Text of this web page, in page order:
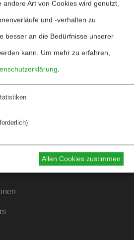
andere Art von Cookies wird genutzt,
und -verhalten zu
besser an die Bedürfnisse unserer
kann. Um mehr zu erfahren,
.
Allen Cookies zustimmen